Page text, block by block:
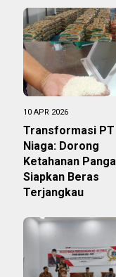
10 APR 2026
Transformasi
Niaga: Dorong
Ketahanan
Siapkan Beras
Terjangkau